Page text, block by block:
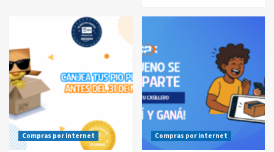
Compras por internet Compras por internet